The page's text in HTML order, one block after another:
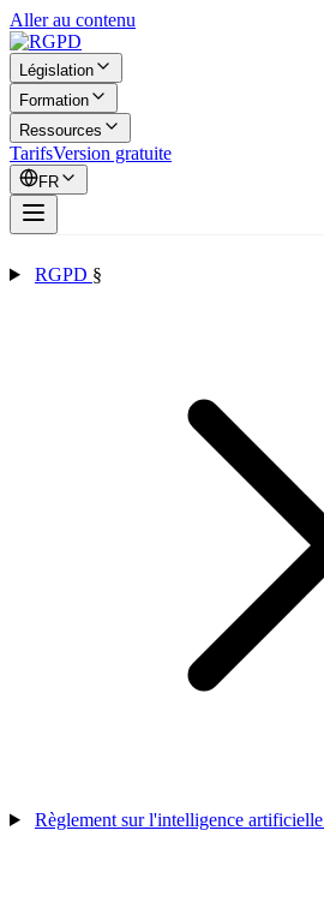
Aller au contenu
Législation
Formation
Ressources
TarifsVersion gratuite
FR
RGPD §
Règlement sur l'intelligence artificielle